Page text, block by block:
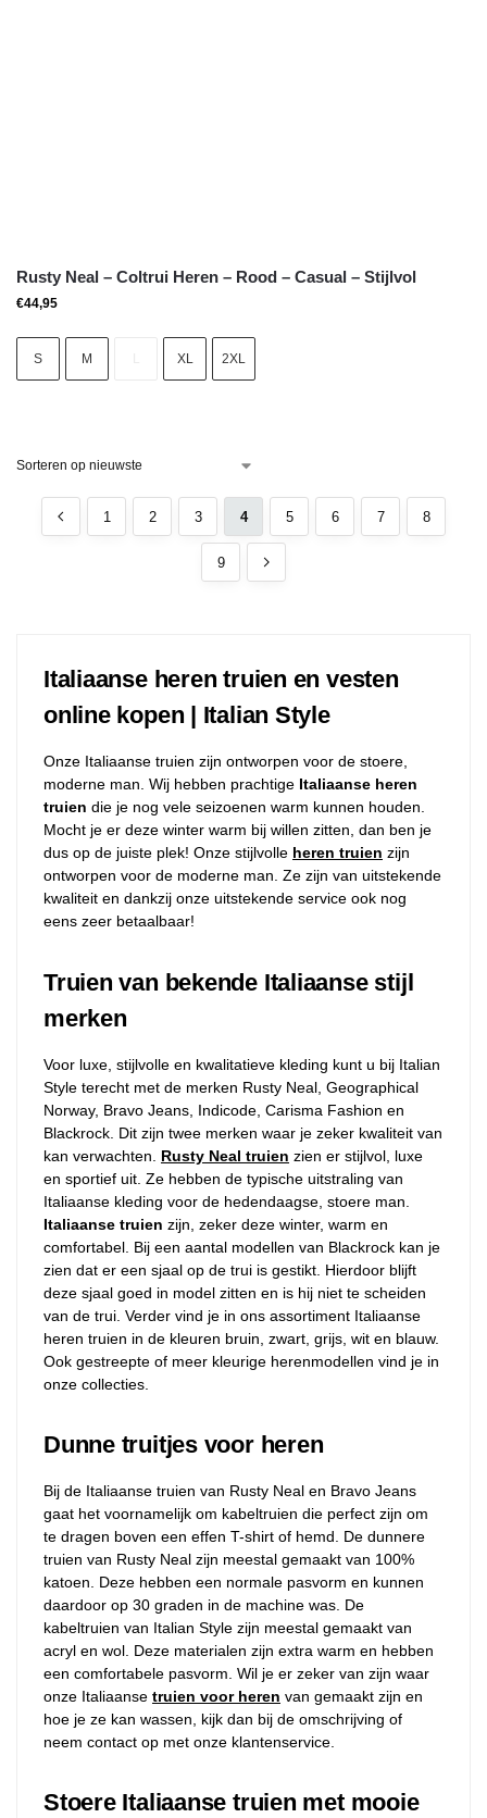
Rusty Neal – Coltrui Heren – Rood – Casual – Stijlvol
€44,95
S M XL 2XL
1 2 3 4 5 6 7 8
9
Italiaanse heren truien en vesten
online kopen | Italian Style
Onze Italiaanse truien zijn ontworpen voor de stoere,
moderne man. Wij hebben prachtige Italiaanse heren
truien die je nog vele seizoenen warm kunnen houden.
Mocht je er deze winter warm bij willen zitten, dan ben je
dus op de juiste plek! Onze stijlvolle heren truien zijn
ontworpen voor de moderne man. Ze zijn van uitstekende
kwaliteit en dankzij onze uitstekende service ook nog
eens zeer betaalbaar!
Truien van bekende Italiaanse stijl
merken
Voor luxe, stijlvolle en kwalitatieve kleding kunt u bij Italian
Style terecht met de merken Rusty Neal, Geographical
Norway, Bravo Jeans, Indicode, Carisma Fashion en
Blackrock. Dit zijn twee merken waar je zeker kwaliteit van
kan verwachten. Rusty Neal truien zien er stijlvol, luxe
en sportief uit. Ze hebben de typische uitstraling van
Italiaanse kleding voor de hedendaagse, stoere man.
Italiaanse truien zijn, zeker deze winter, warm en
comfortabel. Bij een aantal modellen van Blackrock kan je
zien dat er een sjaal op de trui is gestikt. Hierdoor blijft
deze sjaal goed in model zitten en is hij niet te scheiden
van de trui. Verder vind je in ons assortiment Italiaanse
heren truien in de kleuren bruin, zwart, grijs, wit en blauw.
Ook gestreepte of meer kleurige herenmodellen vind je in
onze collecties.
Dunne truitjes voor heren
Bij de Italiaanse truien van Rusty Neal en Bravo Jeans
gaat het voornamelijk om kabeltruien die perfect zijn om
te dragen boven een effen T-shirt of hemd. De dunnere
truien van Rusty Neal zijn meestal gemaakt van 100%
katoen. Deze hebben een normale pasvorm en kunnen
daardoor op 30 graden in de machine was. De
kabeltruien van Italian Style zijn meestal gemaakt van
acryl en wol. Deze materialen zijn extra warm en hebben
een comfortabele pasvorm. Wil je er zeker van zijn waar
onze Italiaanse truien voor heren van gemaakt zijn en
hoe je ze kan wassen, kijk dan bij de omschrijving of
neem contact op met onze klantenservice.
Stoere Italiaanse truien met mooie